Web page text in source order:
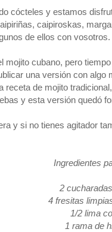
cócteles y estamos
caipiroskas,
de ellos con vosotros.
mojito cubano, pero
una versión con
receta de mojito
y esta versión quedó
y si no tienes agitador
Ingredientes
2
4 fresitas
1/2 lima
1 rama de